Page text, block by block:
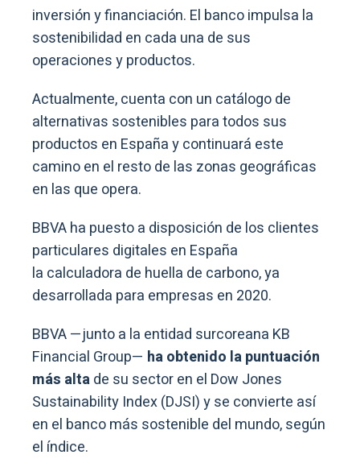
inversión y financiación. El banco impulsa la
sostenibilidad en cada una de sus
operaciones y productos.
Actualmente, cuenta con un catálogo de
alternativas sostenibles para todos sus
productos en España y continuará este
camino en el resto de las zonas geográficas
en las que opera.
BBVA ha puesto a disposición de los clientes
particulares digitales en España
la calculadora de huella de carbono, ya
desarrollada para empresas en 2020.
BBVA —junto a la entidad surcoreana KB
Financial Group— ha obtenido la puntuación
más altade su sector en el Dow Jones
Sustainability Index (DJSI) y se convierte así
en el banco más sostenible del mundo, según
el índice.